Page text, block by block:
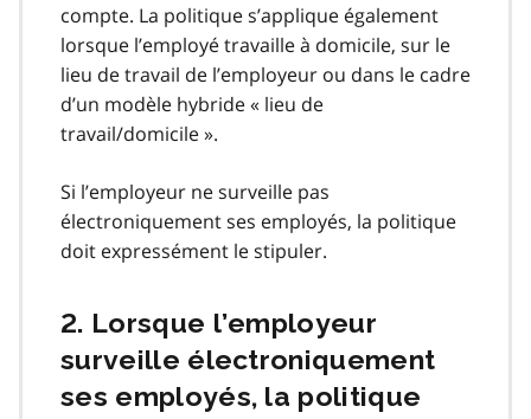
compte. La politique s’applique également
lorsque l’employé travaille à domicile, sur le
lieu de travail de l’employeur ou dans le cadre
d’un modèle hybride « lieu de
travail/domicile ».
Si l’employeur ne surveille pas
électroniquement ses employés, la politique
doit expressément le stipuler.
2. Lorsque l’employeur
surveille électroniquement
ses employés, la politique